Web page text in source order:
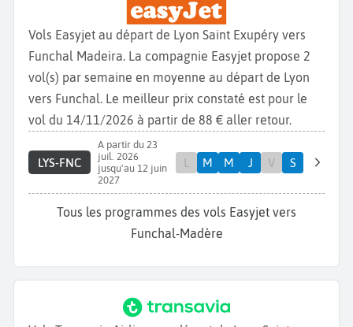
Vols Easyjet au départ de Lyon Saint Exupéry vers
Funchal Madeira. La compagnie Easyjet propose 2
vol(s) par semaine en moyenne au départ de Lyon
vers Funchal. Le meilleur prix constaté est pour le
vol du 14/11/2026 à partir de 88 € aller retour.
LYS-FNC
A partir du 23
juil. 2026
jusqu'au 12 juin
2027
L M M J V S
Tous les programmes des vols Easyjet vers
Funchal-Madère